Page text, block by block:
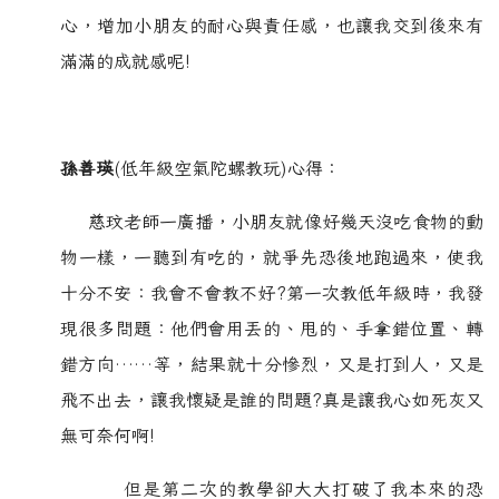
心，增加小朋友的耐心與責任感，也讓我交到後來有
滿滿的成就感呢!
孫善瑛(低年級空氣陀螺教玩)心得：
慈玟老師一廣播，小朋友就像好幾天沒吃食物的動
物一樣，一聽到有吃的，就爭先恐後地跑過來，使我
十分不安：我會不會教不好?第一次教低年級時，我發
現很多問題：他們會用丟的、甩的、手拿錯位置、轉
錯方向……等，結果就十分慘烈，又是打到人，又是
飛不出去，讓我懷疑是誰的問題?真是讓我心如死灰又
無可奈何啊!
但是第二次的教學卻大大打破了我本來的恐